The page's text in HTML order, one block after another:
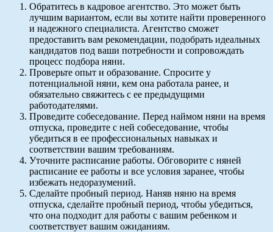
Обратитесь в кадровое агентство. Это может быть
лучшим вариантом, если вы хотите найти проверенного
и надежного специалиста. Агентство сможет
предоставить вам рекомендации, подобрать идеальных
кандидатов под ваши потребности и сопровождать
процесс подбора няни.
Проверьте опыт и образование. Спросите у
потенциальной няни, кем она работала ранее, и
обязательно свяжитесь с ее предыдущими
работодателями.
Проведите собеседование. Перед наймом няни на время
отпуска, проведите с ней собеседование, чтобы
убедиться в ее профессиональных навыках и
соответствии вашим требованиям.
Уточните расписание работы. Обговорите с няней
расписание ее работы и все условия заранее, чтобы
избежать недоразумений.
Сделайте пробный период. Наняв няню на время
отпуска, сделайте пробный период, чтобы убедиться,
что она подходит для работы с вашим ребенком и
соответствует вашим ожиданиям.